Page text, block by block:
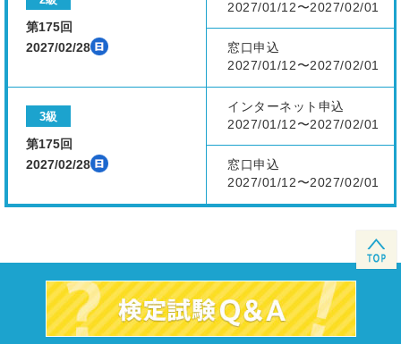
第175回
2027/02/28
2027/01/12〜2027/02/01
窓口申込
2027/01/12〜2027/02/01
3級
第175回
2027/02/28
インターネット申込
2027/01/12〜2027/02/01
窓口申込
2027/01/12〜2027/02/01